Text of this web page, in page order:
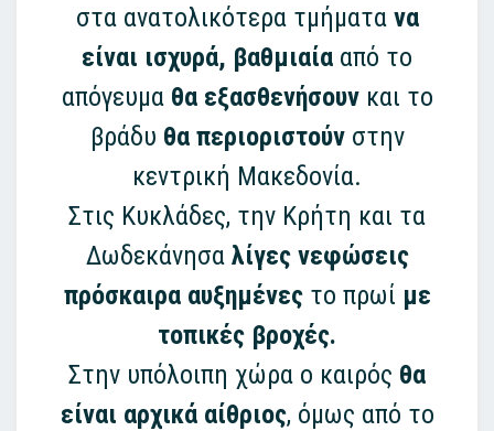
στα ανατολικότερα τμήματα να
είναι ισχυρά, βαθμιαία από το
απόγευμα θα εξασθενήσουνκαι το
βράδυ θα περιοριστούνστην
κεντρική Μακεδονία.
Στις Κυκλάδες, την Κρήτη και τα
Δωδεκάνησα λίγες νεφώσεις
πρόσκαιρα αυξημένεςτο πρωί με
τοπικές βροχές.
Στην υπόλοιπη χώρα ο καιρός θα
είναι αρχικά αίθριος, όμως από το